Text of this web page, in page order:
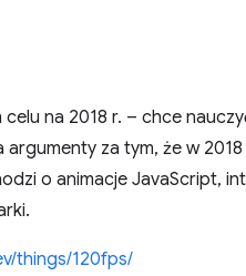
na 2018 r. – chce
za tym, że w
o animacje JavaScript,
things/120fps/